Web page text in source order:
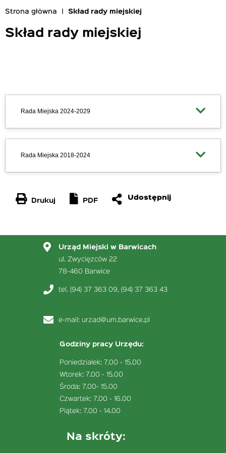
nawigacyjna
Strona główna Skład rady miejskiej
Skład rady miejskiej
Rada Miejska 2024-2029
Rada Miejska 2018-2024
Drukuj PDF
Urząd Miejski w Barwicach
ul. Zwycięzców 22
78-460 Barwice
tel. (94) 37 363 09, (94) 37 363 43
e-mail: urzad@um.barwice.pl
Godziny pracy Urzędu:
Poniedziałek: 7.00 - 15.00
Wtorek: 7.00 - 15.00
Środa: 7.00- 15.00
Czwartek: 7.00 - 16.00
Piątek: 7.00 - 14.00
Na skróty: